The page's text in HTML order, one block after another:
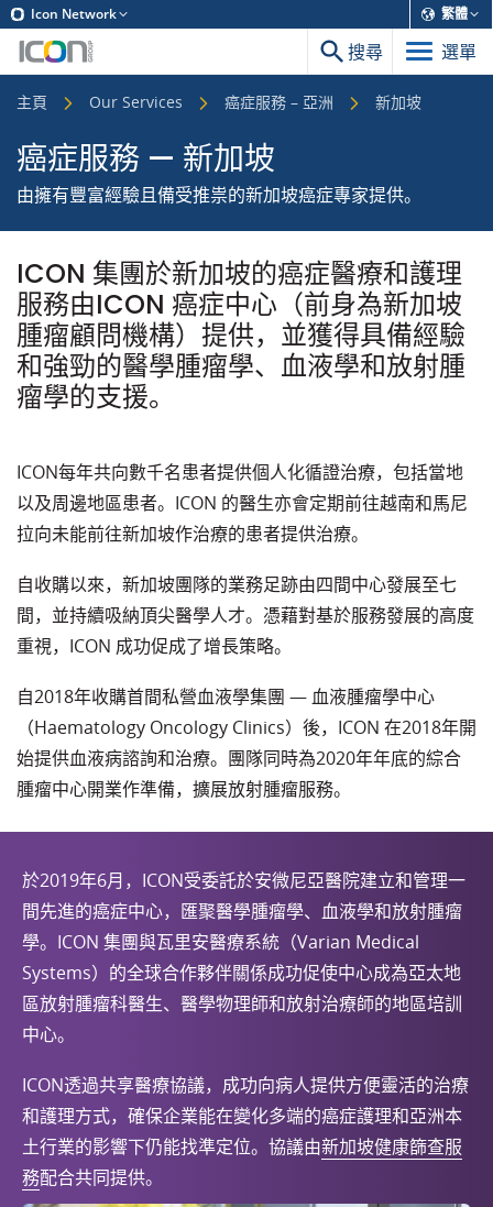
Icon Network 繁體
搜尋 選單
主頁 Our Services 癌症服務 – 亞洲 新加坡
癌症服務 — 新加坡
由擁有豐富經驗且備受推祟的新加坡癌症專家提供。
ICON 集團於新加坡的癌症醫療和護理
服務由ICON 癌症中心（前身為新加坡
腫瘤顧問機構）提供，並獲得具備經驗
和強勁的醫學腫瘤學、血液學和放射腫
瘤學的支援。
ICON每年共向數千名患者提供個人化循證治療，包括當地
以及周邊地區患者。ICON 的醫生亦會定期前往越南和馬尼
拉向未能前往新加坡作治療的患者提供治療。
自收購以來，新加坡團隊的業務足跡由四間中心發展至七
間，並持續吸納頂尖醫學人才。憑藉對基於服務發展的高度
重視，ICON 成功促成了增長策略。
自2018年收購首間私營血液學集團 — 血液腫瘤學中心
（Haematology Oncology Clinics）後，ICON 在2018年開
始提供血液病諮詢和治療。團隊同時為2020年年底的綜合
腫瘤中心開業作準備，擴展放射腫瘤服務。
於2019年6月，ICON受委託於安微尼亞醫院建立和管理一
間先進的癌症中心，匯聚醫學腫瘤學、血液學和放射腫瘤
學。ICON 集團與瓦里安醫療系統（Varian Medical
Systems）的全球合作夥伴關係成功促使中心成為亞太地
區放射腫瘤科醫生、醫學物理師和放射治療師的地區培訓
中心。
ICON透過共享醫療協議，成功向病人提供方便靈活的治療
和護理方式，確保企業能在變化多端的癌症護理和亞洲本
土行業的影響下仍能找準定位。協議由新加坡健康篩查服
務配合共同提供。